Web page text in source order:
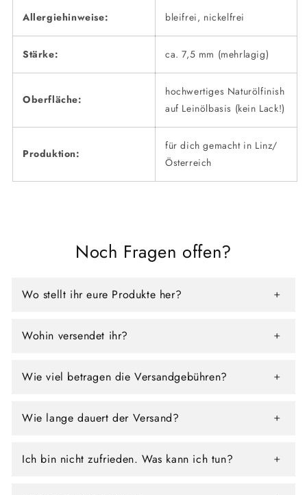
Allergiehinweise: bleifrei, nickelfrei
Stärke: ca. 7,5 mm (mehrlagig)
Oberfläche:
hochwertiges Naturölfinish
auf Leinölbasis (kein Lack!)
Produktion:
für dich gemacht in Linz/
Österreich
Noch Fragen offen?
Wo stellt ihr eure Produkte her?
Wohin versendet ihr?
Wie viel betragen die Versandgebühren?
Wie lange dauert der Versand?
Ich bin nicht zufrieden. Was kann ich tun?